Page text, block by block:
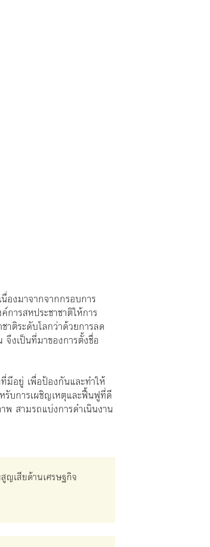
องมาจากจากกรอบการ
ารสหประชาชาติให้การ
ติระดับโลกว่าด้วยการลด
งเป็นที่มาของการตั้งชื่อ
มีอยู่ เพื่อป้องกันและทำให้
บการเผชิญเหตุและฟื้นฟูที่ดี
พ สามรถแบ่งการดำเนินงาน
ญเสียด้านเศรษฐกิจ